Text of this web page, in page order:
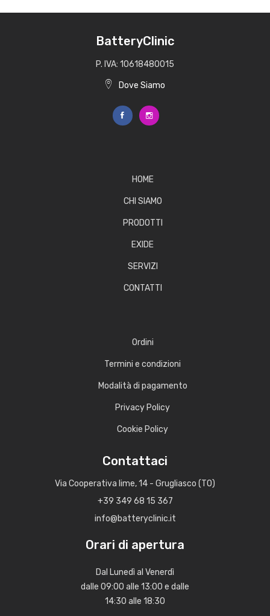
BatteryClinic
P. IVA: 10618480015
Dove Siamo
HOME
CHI SIAMO
PRODOTTI
EXIDE
SERVIZI
CONTATTI
Ordini
Termini e condizioni
Modalità di pagamento
Privacy Policy
Cookie Policy
Contattaci
Via Cooperativa lime, 14 - Grugliasco (TO)
+39 349 68 15 367
info@batteryclinic.it
Orari di apertura
Dal Lunedì al Venerdì
dalle 09:00 alle 13:00 e dalle
14:30 alle 18:30